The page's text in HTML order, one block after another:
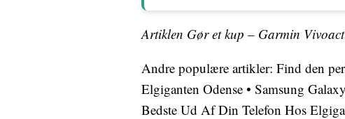
Artiklen Gør et kup – Garmin
Andre populære artikler: Find den
Elgiganten Odense • Samsung
Bedste Ud Af Din Telefon Hos